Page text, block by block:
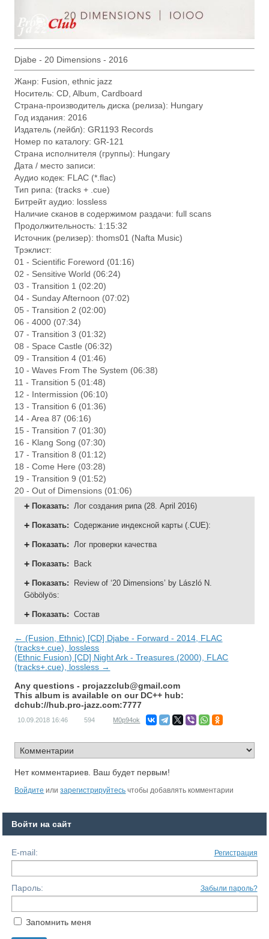
Djabe - 20 Dimensions - 2016
Жанр: Fusion, ethnic jazz
Носитель: CD, Album, Cardboard
Страна-производитель диска (релиза): Hungary
Год издания: 2016
Издатель (лейбл): GR1193 Records
Номер по каталогу: GR-121
Страна исполнителя (группы): Hungary
Дата / место записи:
Аудио кодек: FLAC (*.flac)
Тип рипа: (tracks + .cue)
Битрейт аудио: lossless
Наличие сканов в содержимом раздачи: full scans
Продолжительность: 1:15:32
Источник (релизер): thoms01 (Nafta Music)
Трэклист:
01 - Scientific Foreword (01:16)
02 - Sensitive World (06:24)
03 - Transition 1 (02:20)
04 - Sunday Afternoon (07:02)
05 - Transition 2 (02:00)
06 - 4000 (07:34)
07 - Transition 3 (01:32)
08 - Space Castle (06:32)
09 - Transition 4 (01:46)
10 - Waves From The System (06:38)
11 - Transition 5 (01:48)
12 - Intermission (06:10)
13 - Transition 6 (01:36)
14 - Area 87 (06:16)
15 - Transition 7 (01:30)
16 - Klang Song (07:30)
17 - Transition 8 (01:12)
18 - Come Here (03:28)
19 - Transition 9 (01:52)
20 - Out of Dimensions (01:06)
Показать: Лог создания рипа (28. April 2016)
Показать: Содержание индексной карты (.CUE):
Показать: Лог проверки качества
Показать: Back
Показать:
Review of ‘20 Dimensions’ by László N.
Göbölyös:
Показать: Состав
← (Fusion, Ethnic) [CD] Djabe - Forward - 2014, FLAC
(tracks+.cue), lossless
(Ethnic Fusion) [CD] Night Ark - Treasures (2000), FLAC
(tracks+.cue), lossless →
Any questions - projazzclub@gmail.com
This album is available on our DC++ hub:
dchub://hub.pro-jazz.com:7777
10.09.2018 16:46 594 M0p94ok
Нет комментариев. Ваш будет первым!
Войдите илизарегистрируйтесь чтобы добавлять комментарии
Войти на сайт
E-mail: Регистрация
Пароль: Забыли пароль?
Запомнить меня